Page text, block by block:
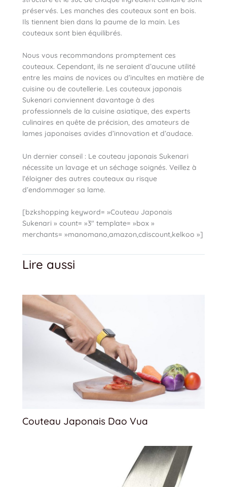
préservés. Les manches des couteaux sont en bois.
Ils tiennent bien dans la paume de la main. Les
couteaux sont bien équilibrés.
Nous vous recommandons promptement ces
couteaux. Cependant, ils ne seraient d’aucune utilité
entre les mains de novices ou d’incultes en matière de
cuisine ou de coutellerie. Les couteaux japonais
Sukenari conviennent davantage à des
professionnels de la cuisine asiatique, des experts
culinaires en quête de précision, des amateurs de
lames japonaises avides d’innovation et d’audace.
Un dernier conseil : Le couteau japonais Sukenari
nécessite un lavage et un séchage soignés. Veillez à
l’éloigner des autres couteaux au risque
d’endommager sa lame.
[bzkshopping keyword= »Couteau Japonais
Sukenari » count= »3″ template= »box »
merchants= »manomano,amazon,cdiscount,kelkoo »]
Lire aussi
Couteau Japonais Dao Vua